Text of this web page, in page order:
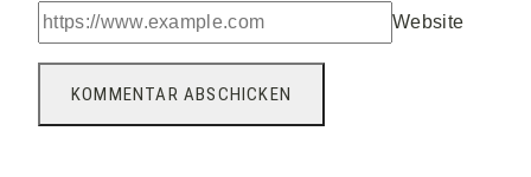
Website